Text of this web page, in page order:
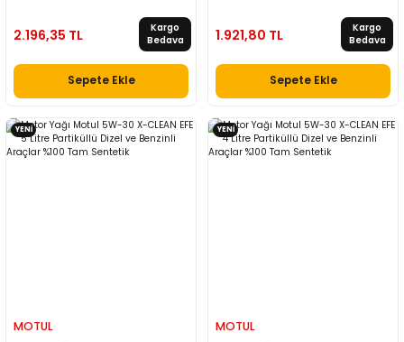
2.196,35 TL
Kargo
Bedava
Sepete Ekle
1.921,80 TL
Kargo
Bedava
Sepete Ekle
YENİ
MOTUL
YENİ
MOTUL